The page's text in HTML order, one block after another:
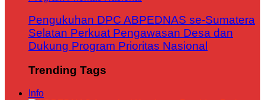
Pengukuhan DPC ABPEDNAS se-Sumatera
Selatan Perkuat Pengawasan Desa dan
Dukung Program Prioritas Nasional
Trending Tags
Info